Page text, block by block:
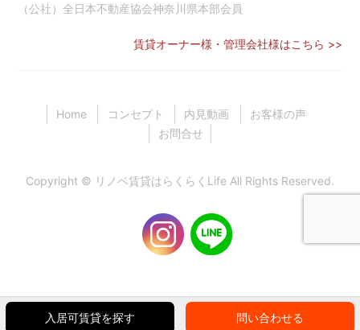
入居可賃貸を探す 問い合わせる
（公社）全日本不動産協会神奈川県本部会員
賃貸オーナー様・管理会社様はこちら >>
Home コンセプト 内見動画
お客様の声
お問合せ
Copyright © リノベ賃貸はらくらくLife All Rights Reserved.